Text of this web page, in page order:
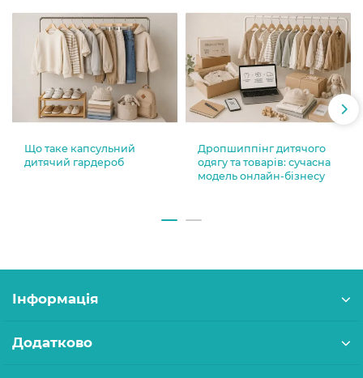
Що таке капсульний
дитячий гардероб
Дропшиппінг дитячого
одягу та товарів: сучасна
модель онлайн-бізнесу
Інформація
Додатково